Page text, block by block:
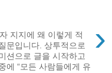
›
지지에 왜 이렇게 적
문입니다. 상투적으로
션으로 글을 시작하고
에 “모든 사람들에게 유